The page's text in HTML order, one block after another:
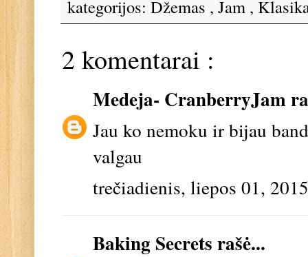
kategorijos: Džemas , Jam ,
2 komentarai :
Medeja- CranberryJam
Jau ko nemoku ir bijau
valgau
trečiadienis, liepos 01, 2015
Baking Secrets rašė...